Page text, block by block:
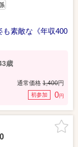
も素敵な《年収400
歳
通常価格 1,400円
初参加 0円